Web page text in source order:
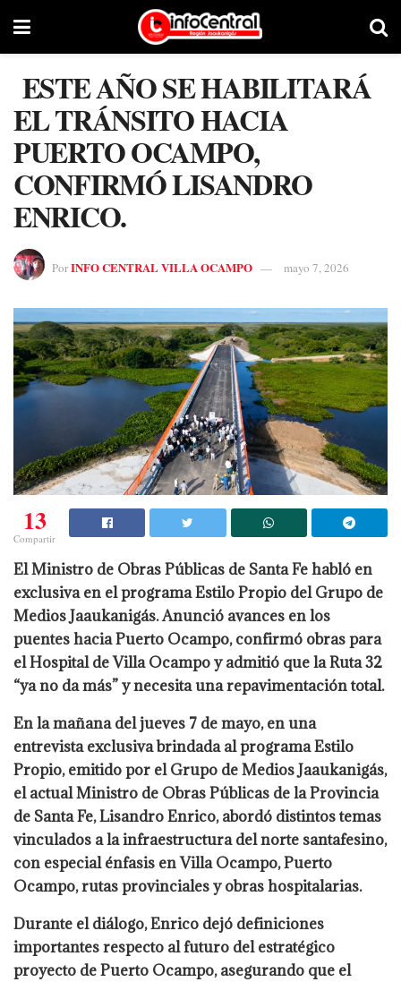
ESTE AÑO SE HABILITARÁ
EL TRÁNSITO HACIA
PUERTO OCAMPO,
CONFIRMÓ LISANDRO
ENRICO.
PorINFO CENTRAL VILLA OCAMPO mayo 7, 2026
13
Compartir
El Ministro de Obras Públicas de Santa Fe habló en
exclusiva en el programa Estilo Propio del Grupo de
Medios Jaaukanigás. Anunció avances en los
puentes hacia Puerto Ocampo, confirmó obras para
el Hospital de Villa Ocampo y admitió que la Ruta 32
“ya no da más” y necesita una repavimentación total.
En la mañana del jueves 7 de mayo, en una
entrevista exclusiva brindada al programa Estilo
Propio, emitido por el Grupo de Medios Jaaukanigás,
el actual Ministro de Obras Públicas de la Provincia
de Santa Fe, Lisandro Enrico, abordó distintos temas
vinculados a la infraestructura del norte santafesino,
con especial énfasis en Villa Ocampo, Puerto
Ocampo, rutas provinciales y obras hospitalarias.
Durante el diálogo, Enrico dejó definiciones
importantes respecto al futuro del estratégico
proyecto de Puerto Ocampo, asegurando que el